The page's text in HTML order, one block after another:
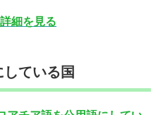
細を見る
ている国